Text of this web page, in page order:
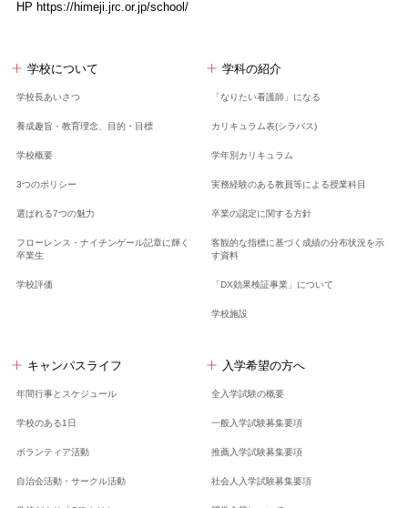
HP https://himeji.jrc.or.jp/school/
学校について
学校長あいさつ
養成趣旨・教育理念、 目的・目標
学校概要
3つのポリシー
選ばれる7つの魅力
フローレンス・ナイチンゲール記章に輝く
卒業生
学校評価
学科の紹介
「なりたい看護師」になる
カリキュラム表(シラバス)
学年別カリキュラム
実務経験のある教員等による授業科目
卒業の認定に関する方針
客観的な指標に基づく成績の分布状況を示
す資料
「DX効果検証事業」について
学校施設
キャンパスライフ
年間行事とスケジュール
学校のある1日
ボランティア活動
自治会活動・サークル活動
入学希望の方へ
全入学試験の概要
一般入学試験募集要項
推薦入学試験募集要項
社会人入学試験募集要項